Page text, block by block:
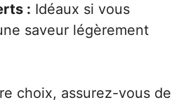
: Idéaux si vous
saveur légèrement
choix, assurez-vous de